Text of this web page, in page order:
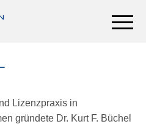
Lizenzpraxis in
gründete Dr. Kurt F. Büchel